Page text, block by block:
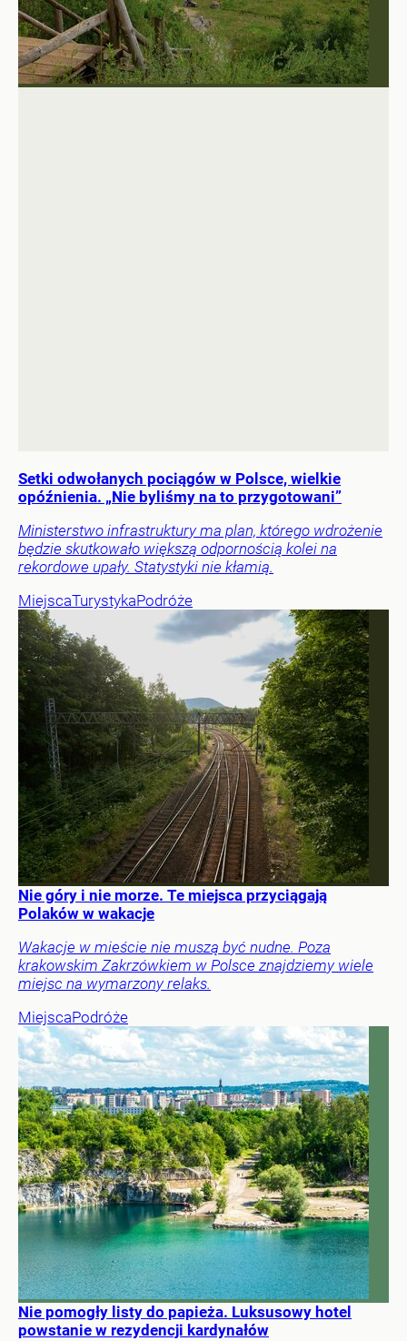
Setki odwołanych pociągów w Polsce, wielkie
opóźnienia. „Nie byliśmy na to przygotowani”
Ministerstwo infrastruktury ma plan, którego wdrożenie
będzie skutkowało większą odpornością kolei na
rekordowe upały. Statystyki nie kłamią.
MiejscaTurystykaPodróże
Nie góry i nie morze. Te miejsca przyciągają
Polaków w wakacje
Wakacje w mieście nie muszą być nudne. Poza
krakowskim Zakrzówkiem w Polsce znajdziemy wiele
miejsc na wymarzony relaks.
MiejscaPodróże
Nie pomogły listy do papieża. Luksusowy hotel
powstanie w rezydencji kardynałów